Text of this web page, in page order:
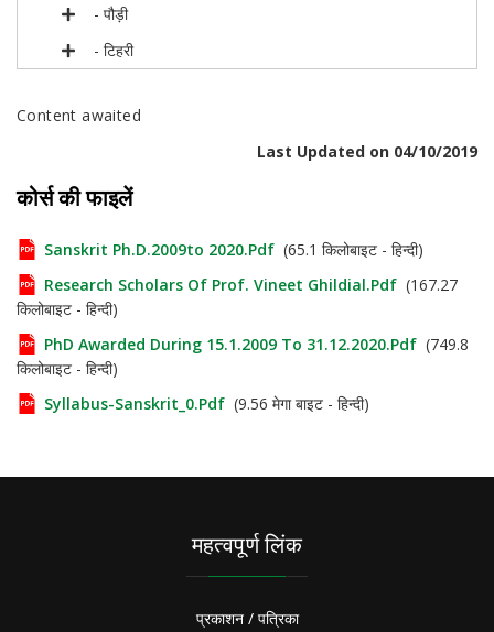
- पौड़ी
- टिहरी
Content awaited
Last Updated on 04/10/2019
कोर्स की फाइलें
Sanskrit Ph.d.2009to 2020.pdf (65.1 किलोबाइट - हिन्दी)
Research Scholars Of Prof. Vineet Ghildial.pdf (167.27
किलोबाइट - हिन्दी)
PhD Awarded During 15.1.2009 To 31.12.2020.pdf (749.8
किलोबाइट - हिन्दी)
Syllabus-Sanskrit_0.pdf (9.56 मेगा बाइट - हिन्दी)
महत्वपूर्ण लिंक
प्रकाशन / पत्रिका